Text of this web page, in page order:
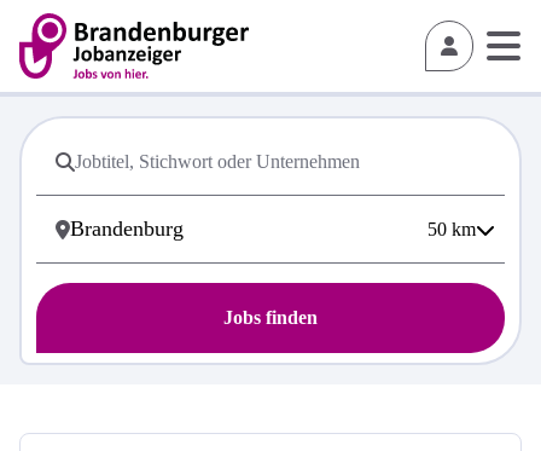
50 km
Jobs finden